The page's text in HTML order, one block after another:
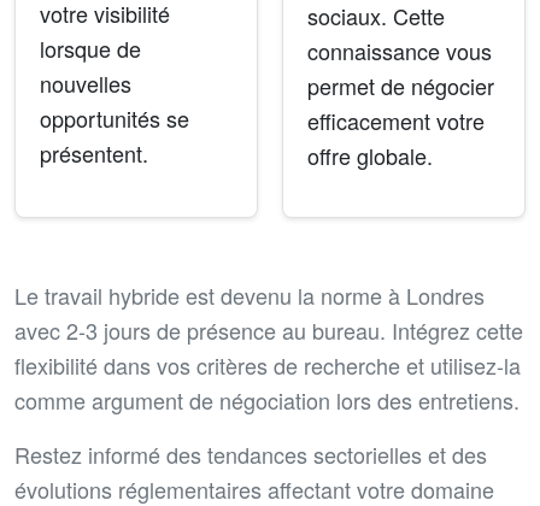
votre visibilité
lorsque de
nouvelles
opportunités se
présentent.
sociaux. Cette
connaissance vous
permet de négocier
efficacement votre
offre globale.
Le travail hybride est devenu la norme à Londres
avec 2-3 jours de présence au bureau. Intégrez cette
flexibilité dans vos critères de recherche et utilisez-la
comme argument de négociation lors des entretiens.
Restez informé des tendances sectorielles et des
évolutions réglementaires affectant votre domaine